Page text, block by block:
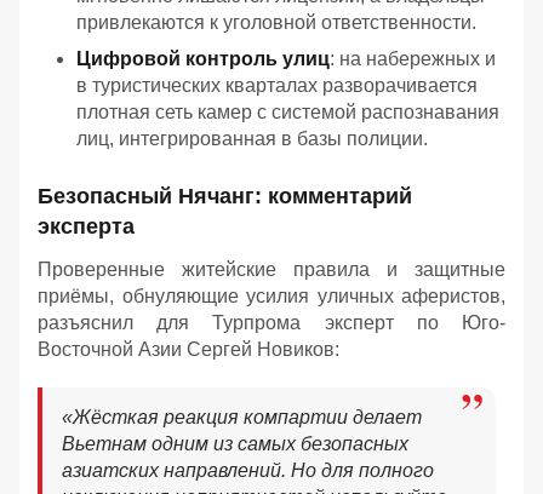
привлекаются к уголовной ответственности.
Цифровой контроль улиц: на набережных и
в туристических кварталах разворачивается
плотная сеть камер с системой распознавания
лиц, интегрированная в базы полиции.
Безопасный Нячанг: комментарий
эксперта
Проверенные житейские правила и защитные
приёмы, обнуляющие усилия уличных аферистов,
разъяснил для Турпрома эксперт по Юго-
Восточной Азии Сергей Новиков:
«Жёсткая реакция компартии делает
Вьетнам одним из самых безопасных
азиатских направлений. Но для полного